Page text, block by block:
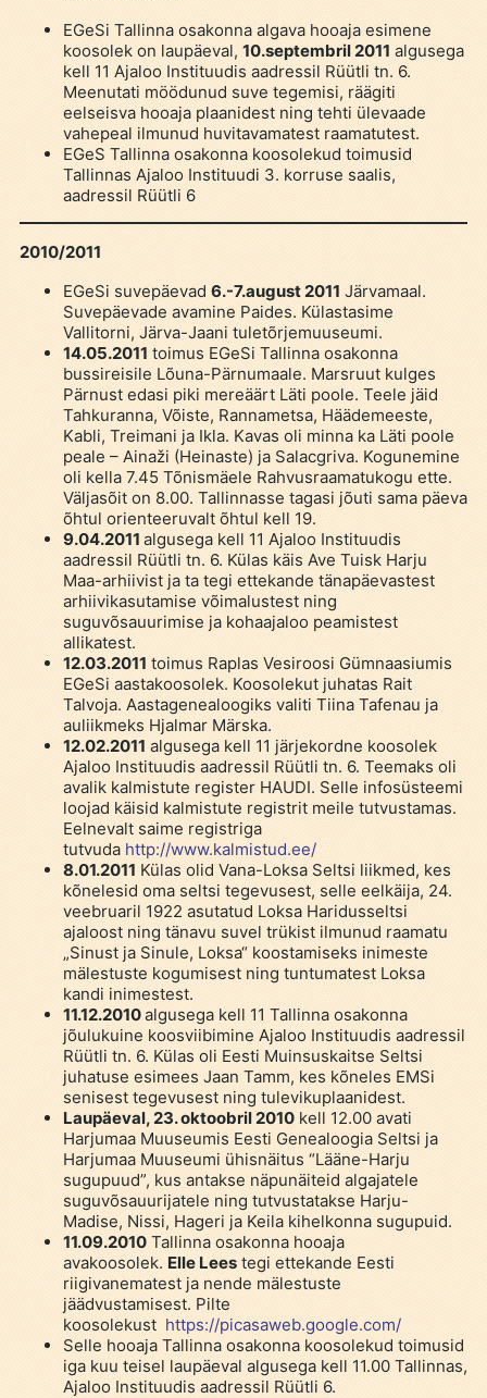
EGeSi Tallinna osakonna algava hooaja esimene
koosolek on laupäeval,10.septembril 2011algusega
kell 11 Ajaloo Instituudis aadressil Rüütli tn. 6.
Meenutati möödunud suve tegemisi, räägiti
eelseisva hooaja plaanidest ning tehti ülevaade
vahepeal ilmunud huvitavamatest raamatutest.
EGeS Tallinna osakonna koosolekud toimusid
Tallinnas Ajaloo Instituudi 3. korruse saalis,
aadressil Rüütli 6
2010/2011
EGeSi suvepäevad6.-7.august 2011Järvamaal.
Suvepäevade avamine Paides. Külastasime
Vallitorni, Järva-Jaani tuletõrjemuuseumi.
14.05.2011toimus EGeSi Tallinna osakonna
bussireisile Lõuna-Pärnumaale. Marsruut kulges
Pärnust edasi piki mereäärt Läti poole. Teele jäid
Tahkuranna, Võiste, Rannametsa, Häädemeeste,
Kabli, Treimani ja Ikla. Kavas oli minna ka Läti poole
peale – Ainaži (Heinaste) ja Salacgriva. Kogunemine
oli kella 7.45 Tõnismäele Rahvusraamatukogu ette.
Väljasõit on 8.00. Tallinnasse tagasi jõuti sama päeva
õhtul orienteeruvalt õhtul kell 19.
9.04.2011algusega kell 11 Ajaloo Instituudis
aadressil Rüütli tn. 6. Külas käis Ave Tuisk Harju
Maa-arhiivist ja ta tegi ettekande tänapäevastest
arhiivikasutamise võimalustest ning
suguvõsauurimise ja kohaajaloo peamistest
allikatest.
12.03.2011toimus Raplas Vesiroosi Gümnaasiumis
EGeSi aastakoosolek. Koosolekut juhatas Rait
Talvoja. Aastagenealoogiks valiti Tiina Tafenau ja
auliikmeks Hjalmar Märska.
12.02.2011algusega kell 11 järjekordne koosolek
Ajaloo Instituudis aadressil Rüütli tn. 6. Teemaks oli
avalik kalmistute register HAUDI. Selle infosüsteemi
loojad käisid kalmistute registrit meile tutvustamas.
Eelnevalt saime registriga
tutvudahttp://www.kalmistud.ee/
8.01.2011Külas olid Vana-Loksa Seltsi liikmed, kes
kõnelesid oma seltsi tegevusest, selle eelkäija, 24.
veebruaril 1922 asutatud Loksa Haridusseltsi
ajaloost ning tänavu suvel trükist ilmunud raamatu
„Sinust ja Sinule, Loksa“ koostamiseks inimeste
mälestuste kogumisest ning tuntumatest Loksa
kandi inimestest.
11.12.2010algusega kell 11 Tallinna osakonna
jõulukuine koosviibimine Ajaloo Instituudis aadressil
Rüütli tn. 6. Külas oli Eesti Muinsuskaitse Seltsi
juhatuse esimees Jaan Tamm, kes kõneles EMSi
senisest tegevusest ning tulevikuplaanidest.
Laupäeval, 23. oktoobril2010kell 12.00 avati
Harjumaa Muuseumis Eesti Genealoogia Seltsi ja
Harjumaa Muuseumi ühisnäitus “Lääne-Harju
sugupuud”, kus antakse näpunäiteid algajatele
suguvõsauurijatele ning tutvustatakse Harju-
Madise, Nissi, Hageri ja Keila kihelkonna sugupuid.
11.09.2010Tallinna osakonna hooaja
avakoosolek.Elle Leestegi ettekande Eesti
riigivanematest ja nende mälestuste
jäädvustamisest. Pilte
koosolekusthttps://picasaweb.google.com/
Selle hooaja Tallinna osakonna koosolekud toimusid
iga kuu teisel laupäeval algusega kell 11.00 Tallinnas,
Ajaloo Instituudis aadressil Rüütli 6.